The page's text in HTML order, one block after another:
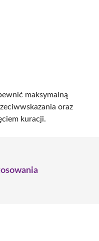
maksymalną
oraz
kuracji.